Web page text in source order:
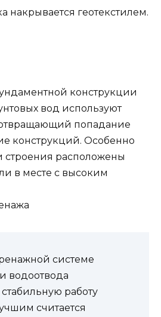
накрывается геотекстилем.
конструкции
вод используют
попадание
конструкций. Особенно
строения расположены
в месте с высоким
системе
водоотвода
работу
считается